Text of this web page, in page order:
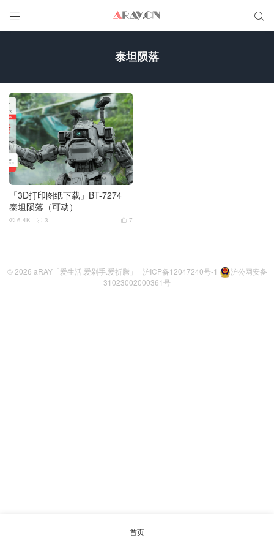
 
泰坦陨落
「3D打印图纸下载」BT-7274
泰坦陨落（可动）
 7
 6.4K  3
© 2026 aRAY「爱生活.爱剁手.爱折腾」 沪ICP备12047240号-1
沪公网安备
31023002000361号
首页